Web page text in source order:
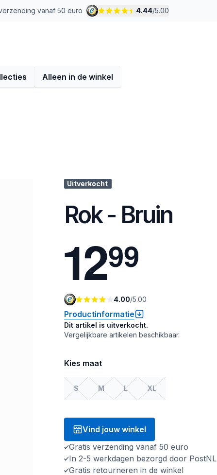
vanaf 50 euro 4.44/5.00
Alleen in de winkel
Uitverkocht
Rok - Bruin
1299
4.00/5.00
Productinformatie
Dit artikel is uitverkocht.
Vergelijkbare artikelen beschikbaar.
Kies maat
S M L XL
Vind jouw winkel
Gratis verzending vanaf 50 euro
In 2-5 werkdagen bezorgd door PostNL
Gratis retourneren in de winkel